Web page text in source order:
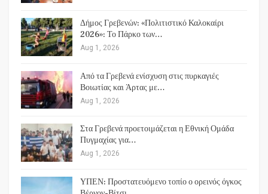
Δήμος Γρεβενών: «Πολιτιστικό Καλοκαίρι
2026»: Το Πάρκο των…
Aug 1, 2026
Από τα Γρεβενά ενίσχυση στις πυρκαγιές
Βοιωτίας και Άρτας με…
Aug 1, 2026
Στα Γρεβενά προετοιμάζεται η Εθνική Ομάδα
Πυγμαχίας για…
Aug 1, 2026
ΥΠΕΝ: Προστατευόμενο τοπίο ο ορεινός όγκος